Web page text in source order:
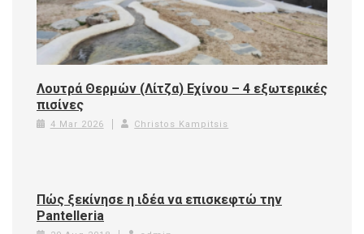
Λουτρά Θερμών (Λίτζα) Εχίνου – 4 εξωτερικές
πισίνες
4 Mar 2026 Christos Kampitsis
Πώς ξεκίνησε η ιδέα να επισκεφτώ την
Pantelleria